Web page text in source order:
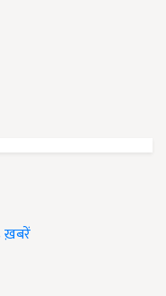
ख़बरें